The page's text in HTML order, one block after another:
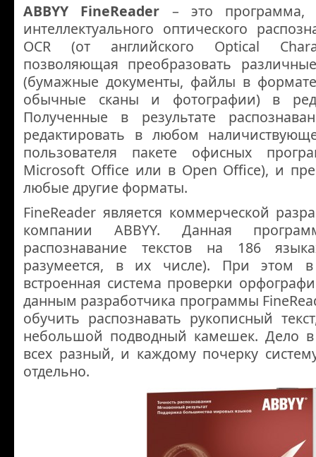
ABBYY FineReader – это программа,
интеллектуального оптического
OCR (от английского Optical
позволяющая преобразовать
(бумажные документы, файлы в
обычные сканы и фотографии) в
Полученные в результате
редактировать в любом
пользователя пакете офисных
Microsoft Office или в Open Office), и
любые другие форматы.
FineReader является коммерческой
компании ABBYY. Данная
распознавание текстов на 186
разумеется, в их числе). При этом в
встроенная система проверки
данным разработчика программы
обучить распознавать рукописный
небольшой подводный камешек. Дело
всех разный, и каждому почерку
отдельно.